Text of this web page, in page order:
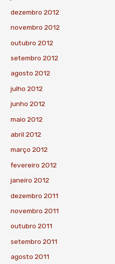
dezembro 2012
novembro 2012
outubro 2012
setembro 2012
agosto 2012
julho 2012
junho 2012
maio 2012
abril 2012
março 2012
fevereiro 2012
janeiro 2012
dezembro 2011
novembro 2011
outubro 2011
setembro 2011
agosto 2011